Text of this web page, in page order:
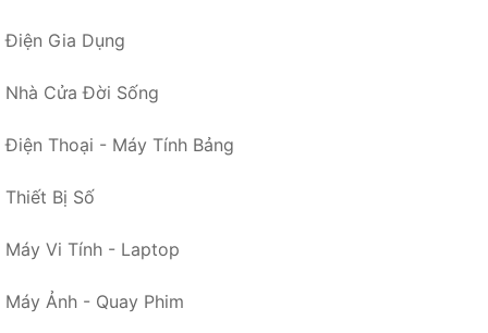
Điện Gia Dụng
Nhà Cửa Đời Sống
Điện Thoại - Máy Tính Bảng
Thiết Bị Số
Máy Vi Tính - Laptop
Máy Ảnh - Quay Phim